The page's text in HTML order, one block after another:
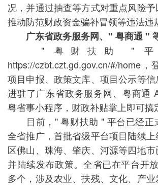
况，并通过抽查等方式对重点风险予
推动防范财政资金骗补冒领等违法违
广东省政务服务网、" 粤商通 "
" 粤财扶助 " 平
https://czbt.czt.gd.gov.cn/#/home
项目申报、政策文库、项目公示等
进驻了广东省政务服务网、粤商通
粤省事小程序，财政补贴掌上即可搞
目前，" 粤财扶助 " 平台已经正
全省推广，首批省级平台项目陆续
区佛山、珠海、肇庆、河源等四地
并陆续发布政策。全省已在平台开
多个，涉及农业、扶残、文化、产